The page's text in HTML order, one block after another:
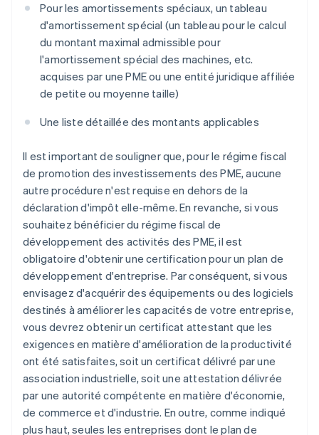
Pour les amortissements spéciaux, un tableau
d'amortissement spécial (un tableau pour le calcul
du montant maximal admissible pour
l'amortissement spécial des machines, etc.
acquises par une PME ou une entité juridique affiliée
de petite ou moyenne taille)
Une liste détaillée des montants applicables
Il est important de souligner que, pour le régime fiscal
de promotion des investissements des PME, aucune
autre procédure n'est requise en dehors de la
déclaration d'impôt elle-même. En revanche, si vous
souhaitez bénéficier du régime fiscal de
développement des activités des PME, il est
obligatoire d'obtenir une certification pour un plan de
développement d'entreprise. Par conséquent, si vous
envisagez d'acquérir des équipements ou des logiciels
destinés à améliorer les capacités de votre entreprise,
vous devrez obtenir un certificat attestant que les
exigences en matière d'amélioration de la productivité
ont été satisfaites, soit un certificat délivré par une
association industrielle, soit une attestation délivrée
par une autorité compétente en matière d'économie,
de commerce et d'industrie. En outre, comme indiqué
plus haut, seules les entreprises dont le plan de